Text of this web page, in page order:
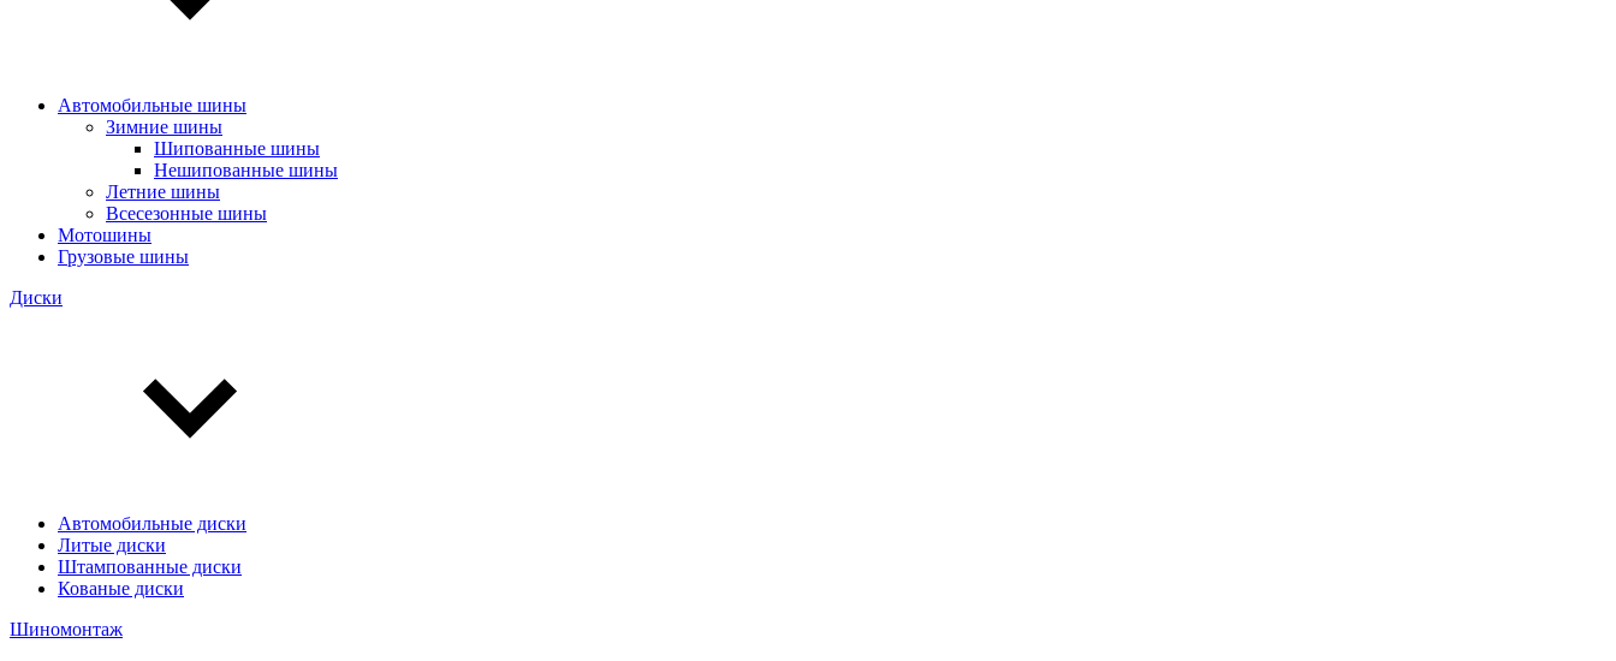
Автомобильные шины
Зимние шины
Шипованные шины
Нешипованные шины
Летние шины
Всесезонные шины
Мотошины
Грузовые шины
Диски
Автомобильные диски
Литые диски
Штампованные диски
Кованые диски
Шиномонтаж